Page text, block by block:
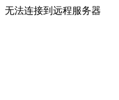
无法连接到远程服务器